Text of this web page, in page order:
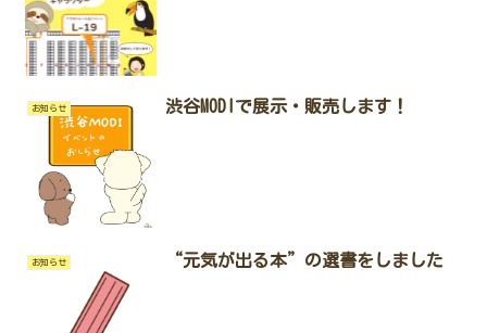
お知らせ 渋谷MODIで展示・販売します！
お知らせ “元気が出る本”の選書をしました